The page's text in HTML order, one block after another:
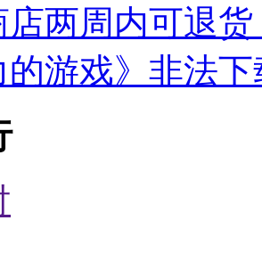
店两周内可退
的游戏》非法